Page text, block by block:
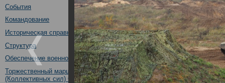
События
Командование
Историческая справка
Структура
Обеспечение военной безопасности
Торжественный марш Войск
(Коллективных сил) ОДКБ
средствами
государств – членов
Нижегородская обл.,
08.10.2019